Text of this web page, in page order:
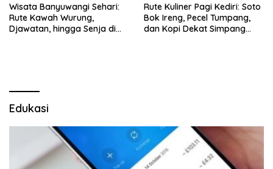
Wisata Banyuwangi Sehari:
Rute Kawah Wurung,
Djawatan, hingga Senja di
Rute Kuliner Pagi Kediri: Soto
Bok Ireng, Pecel Tumpang,
dan Kopi Dekat Simpang
Edukasi